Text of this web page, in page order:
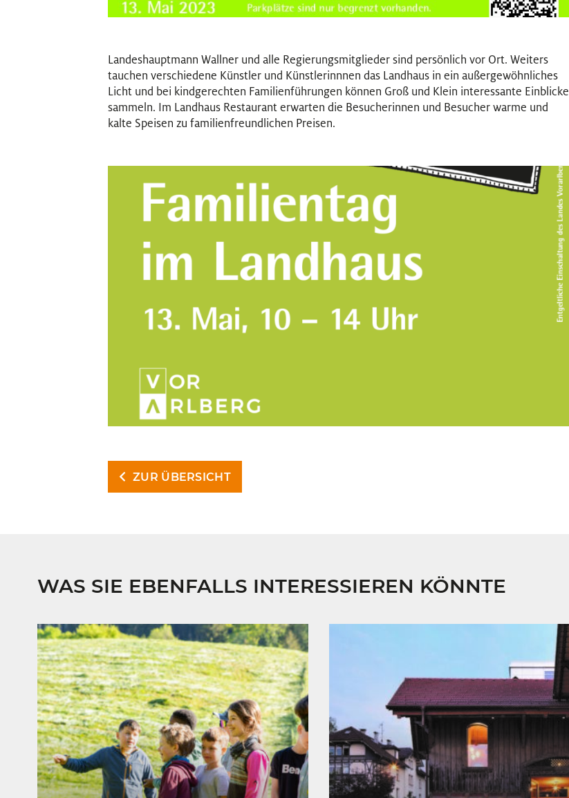
Landeshauptmann Wallner und alle Regierungsmitglieder sind persönlich vor Ort. Weiters
tauchen verschiedene Künstler und Künstlerinnnen das Landhaus in ein außergewöhnliches
Licht und bei kindgerechten Familienführungen können Groß und Klein interessante Einblicke
sammeln. Im Landhaus Restaurant erwarten die Besucherinnen und Besucher warme und
kalte Speisen zu familienfreundlichen Preisen.
ZUR ÜBERSICHT
WAS SIE EBENFALLS INTERESSIEREN KÖNNTE